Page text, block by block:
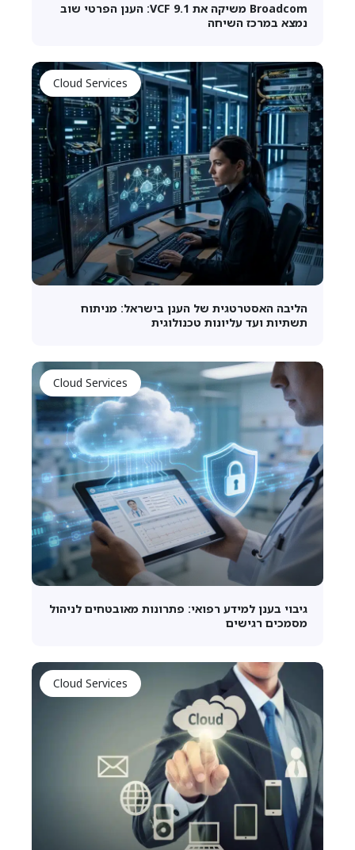
Broadcom משיקה את VCF 9.1: הענן הפרטי שוב
נמצא במרכז השיחה
Cloud Services
הליבה האסטרטגית של הענן בישראל: מניתוח
תשתיות ועד עליונות טכנולוגית
Cloud Services
גיבוי בענן למידע רפואי: פתרונות מאובטחים לניהול
מסמכים רגישים
Cloud Services